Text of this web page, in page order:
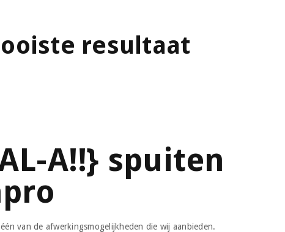
resultaat
A!!} spuiten
van de afwerkingsmogelijkheden die wij aanbieden.